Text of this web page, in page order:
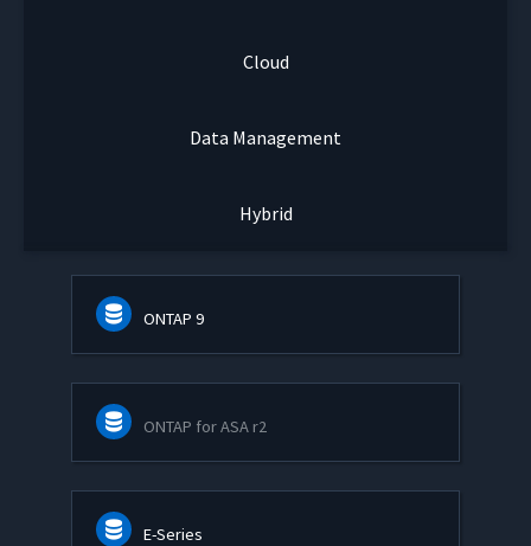
Cloud
Data Management
Hybrid
ONTAP 9
ONTAP for ASA r2
E-Series